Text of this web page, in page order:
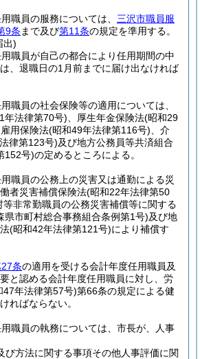
職員の服務については、 三沢市職員服
9条 まで及び第11条の規定を準用する。
出)
職員が自己の都合により任用期間の中
、退職日の1月前までに届け出なければ
職員の社会保険等の適用については、
年法律第70号) 、厚生年金保険法(昭和29
雇用保険法(昭和49年法律第116号) 、介
律第123号)及び地方公務員等共済組合
152号)の定めるところによる。
職員の公務上の災害又は通勤による災
者災害補償保険法(昭和22年法律第50
等非常勤職員の公務災害補償等に関する
県市町村総合事務組合条例第1号)及び地
(昭和42年法律第121号)により補償す
条の適用を受ける会計年度任用職員及
と認める会計年度任用職員に対し、労
47年法律第57号)第66条の規定による健
ればならない。
職員の執務については、市長が、人事
び方法に関する事項その他人事評価に関